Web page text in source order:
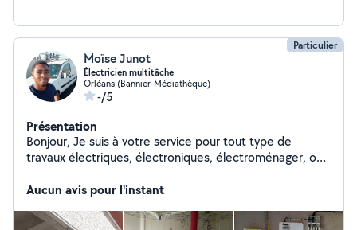
Particulier
Moïse Junot
Électricien multitâche
Orléans (Bannier-Médiathèque)
-/5
Présentation
Bonjour, Je suis à votre service pour tout type de
travaux électriques, électroniques, électroménager, ou
me contacter, j'essaierai de régler vos problèmes de
Aucun avis pour l'instant